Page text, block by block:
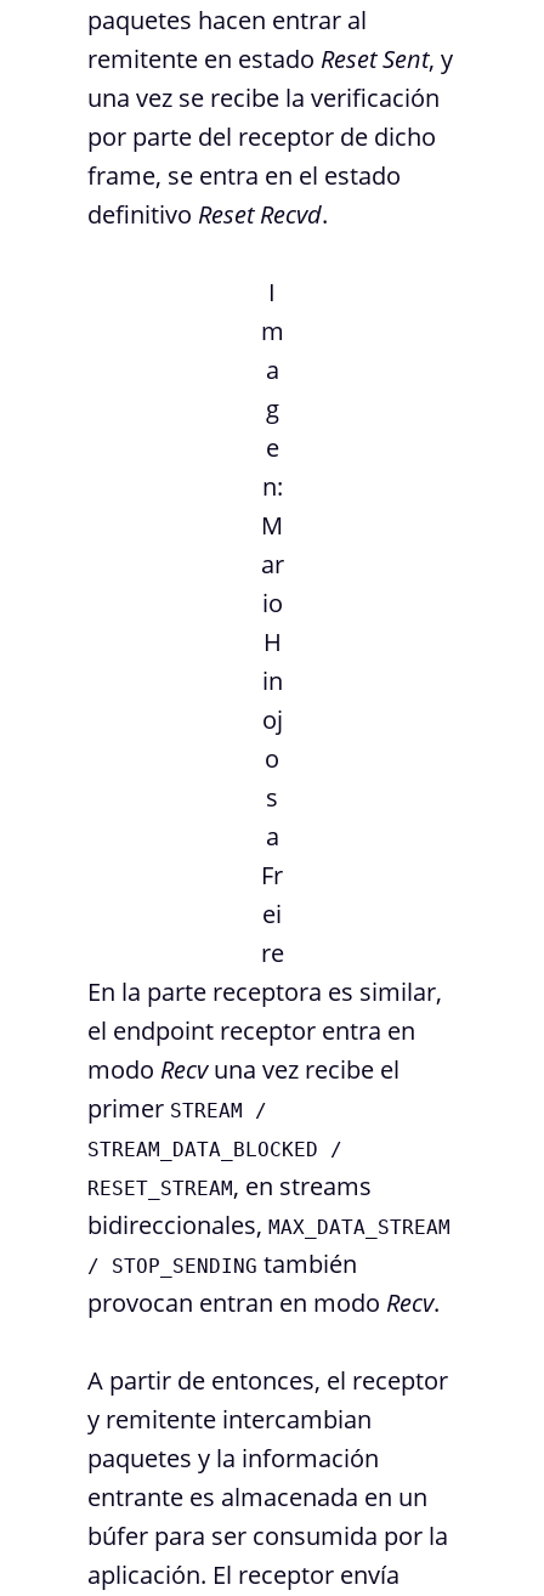
paquetes hacen entrar al
remitente en estado Reset Sent, y
una vez se recibe la verificación
por parte del receptor de dicho
frame, se entra en el estado
definitivo Reset Recvd.
I
m
a
g
e
n:
M
ar
io
H
in
oj
o
s
a
Fr
ei
re
En la parte receptora es similar,
el endpoint receptor entra en
modo Recvuna vez recibe el
primer STREAM /
STREAM_DATA_BLOCKED /
RESET_STREAM, en streams
bidireccionales, MAX_DATA_STREAM
/ STOP_SENDING también
provocan entran en modo Recv.
A partir de entonces, el receptor
y remitente intercambian
paquetes y la información
entrante es almacenada en un
búfer para ser consumida por la
aplicación. El receptor envía